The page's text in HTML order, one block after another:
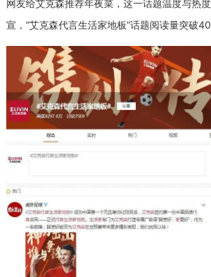
网友给艾克森推荐年夜菜，这一话题温度与热
宣，“艾克森代言生活家地板”话题阅读量突破